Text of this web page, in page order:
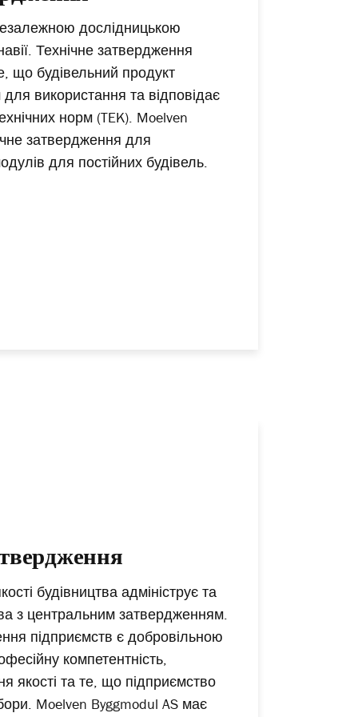
дослідницькою
Технічне затвердження
що будівельний продукт
використання та відповідає
норм (TEK). Moelven
затвердження для
для постійних будівель.
будівництва адмініструє та
з центральним затвердженням.
підприємств є добровільною
компетентність,
якості та те, що підприємство
Moelven Byggmodul AS має